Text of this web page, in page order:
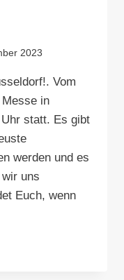
2023
Vom
in
statt. Es gibt
werden und es
uns
Euch, wenn